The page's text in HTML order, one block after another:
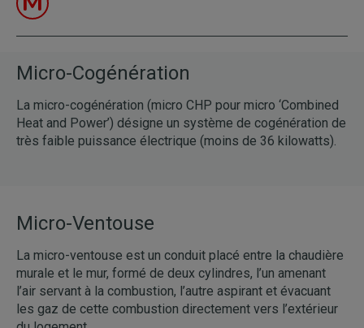
Micro-Cogénération
La micro-cogénération (micro CHP pour micro ‘Combined
Heat and Power’) désigne un système de cogénération de
très faible puissance électrique (moins de 36 kilowatts).
Micro-Ventouse
La micro-ventouse est un conduit placé entre la chaudière
murale et le mur, formé de deux cylindres, l’un amenant
l’air servant à la combustion, l’autre aspirant et évacuant
les gaz de cette combustion directement vers l’extérieur